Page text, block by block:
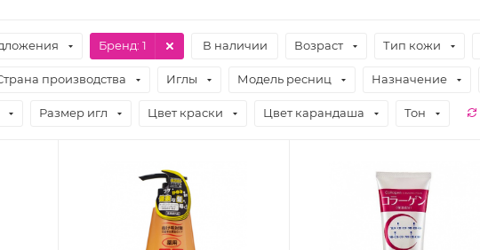
Бренд: 1 В наличии Возраст Тип кожи
производства Иглы Модель ресниц Назначение
Размер игл Цвет краски Цвет карандаша Тон